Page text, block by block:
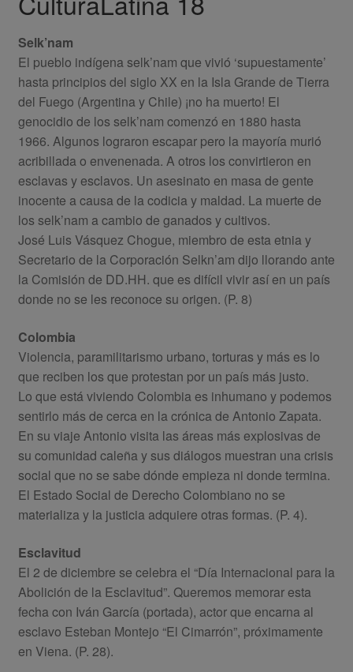
Selk’nam
El pueblo indígena selk’nam que vivió ‘supuestamente’
hasta principios del siglo XX en la Isla Grande de Tierra
del Fuego (Argentina y Chile) ¡no ha muerto! El
genocidio de los selk’nam comenzó en 1880 hasta
1966. Algunos lograron escapar pero la mayoría murió
acribillada o envenenada. A otros los convirtieron en
esclavas y esclavos. Un asesinato en masa de gente
inocente a causa de la codicia y maldad. La muerte de
los selk’nam a cambio de ganados y cultivos.
José Luis Vásquez Chogue, miembro de esta etnia y
Secretario de la Corporación Selkn’am dijo llorando ante
la Comisión de DD.HH. que es difícil vivir así en un país
donde no se les reconoce su origen. (P. 8)
Colombia
Violencia, paramilitarismo urbano, torturas y más es lo
que reciben los que protestan por un país más justo.
Lo que está viviendo Colombia es inhumano y podemos
sentirlo más de cerca en la crónica de Antonio Zapata.
En su viaje Antonio visita las áreas más explosivas de
su comunidad caleña y sus diálogos muestran una crisis
social que no se sabe dónde empieza ni donde termina.
El Estado Social de Derecho Colombiano no se
materializa y la justicia adquiere otras formas. (P. 4).
Esclavitud
El 2 de diciembre se celebra el “Día Internacional para la
Abolición de la Esclavitud”. Queremos memorar esta
fecha con Iván García (portada), actor que encarna al
esclavo Esteban Montejo “El Cimarrón”, próximamente
en Viena. (P. 28).